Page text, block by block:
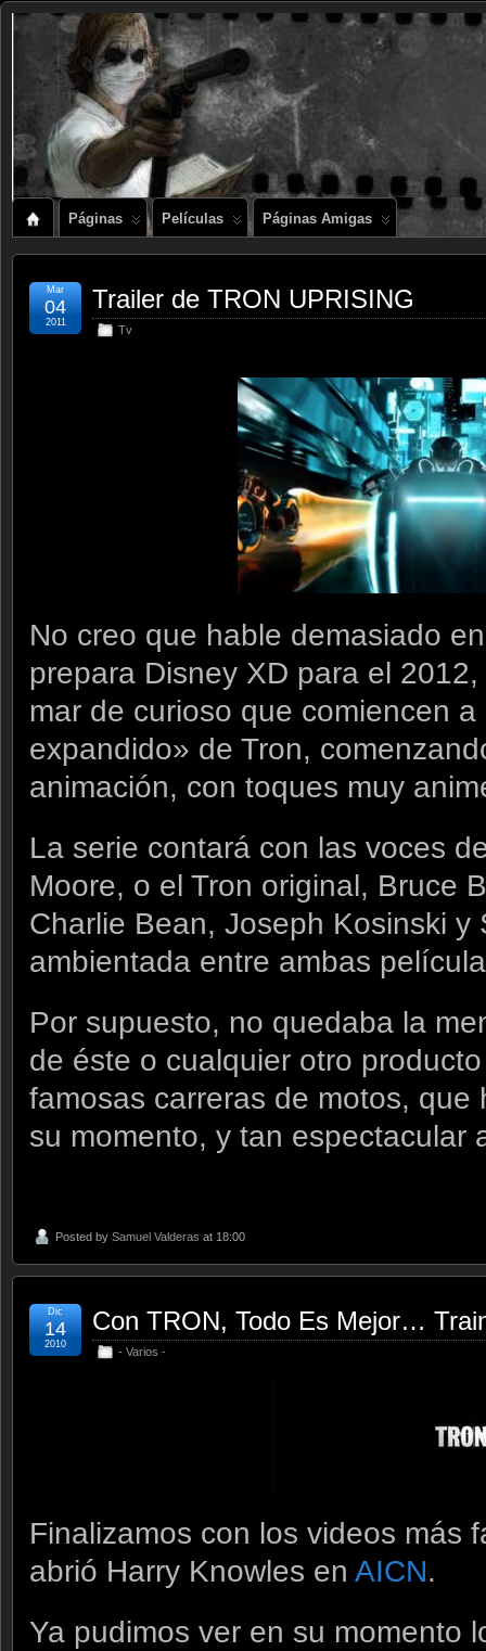
Páginas Películas Páginas Amigas
Trailer de TRON UPRISING
Tv
Mar
04
2011
No creo que hable demasiado
prepara Disney XD para el
mar de curioso que comiencen
expandido» de Tron,
animación, con toques muy
La serie contará con las voces
Moore, o el Tron original, Bruce
Charlie Bean, Joseph Kosinski y
ambientada entre ambas
Por supuesto, no quedaba la
de éste o cualquier otro
famosas carreras de motos, que
su momento, y tan espectacular
Posted by Samuel Valderas at 18:00
Con TRON, Todo Es Mejor…
- Varios -
Dic
14
2010
Finalizamos con los videos más
abrió Harry Knowles en AICN.
Ya pudimos ver en su momento